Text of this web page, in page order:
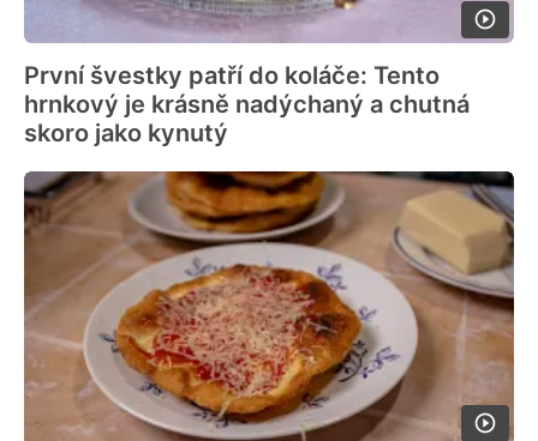
První švestky patří do koláče: Tento
hrnkový je krásně nadýchaný a chutná
skoro jako kynutý